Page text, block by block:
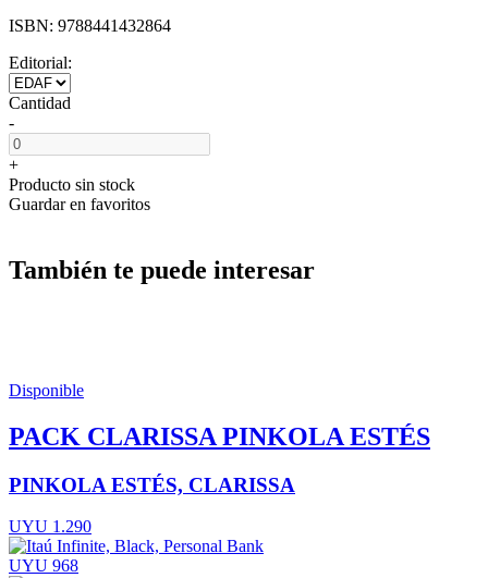
ISBN: 9788441432864
Editorial:
Cantidad
-
+
Producto sin stock
Guardar en favoritos
También te puede interesar
Disponible
PACK CLARISSA PINKOLA ESTÉS
PINKOLA ESTÉS, CLARISSA
UYU 1.290
UYU 968